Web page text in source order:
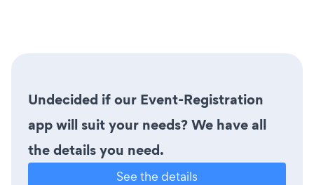
Undecided if our Event-Registration
app will suit your needs? We have all
the details you need.
See the details